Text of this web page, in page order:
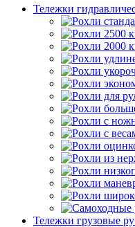
Тележки
Тележки грузовые